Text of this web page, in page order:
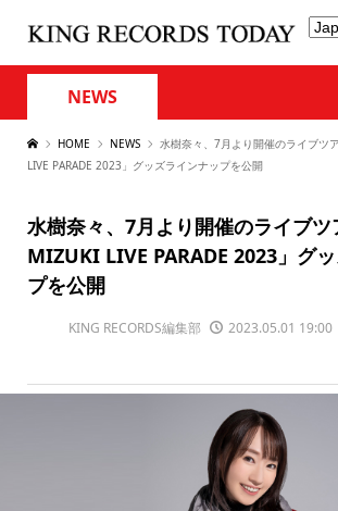
NEWS
HOME NEWS
水樹奈々、7月より開催のライブツ
LIVE PARADE 2023」グッズラインナップを公開
水樹奈々、7月より開催のライブ
MIZUKI LIVE PARADE 2023」グ
プを公開
KING RECORDS編集部 2023.05.01 19:00